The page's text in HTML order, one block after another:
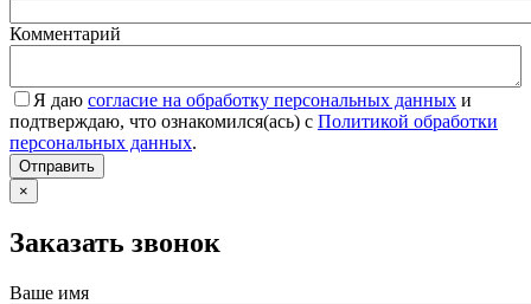
Комментарий
Я даю согласие на обработку персональных данных и
подтверждаю, что ознакомился(ась) с Политикой обработки
персональных данных.
Согласие*
Отправить
×
Заказать звонок
Ваше имя